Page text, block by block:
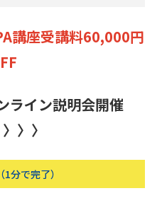
講座受講料60,000円
ライン説明会開催
〉〉
分で完了）